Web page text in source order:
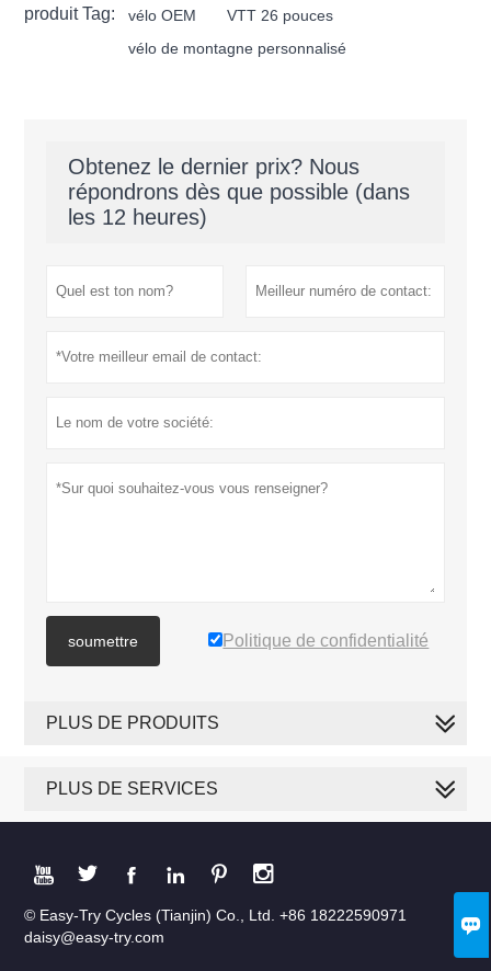

produit Tag: vélo OEM
VTT 26 pouces
vélo de montagne personnalisé
Obtenez le dernier prix? Nous
répondrons dès que possible (dans
les 12 heures)
soumettre Politique de confidentialité
PLUS DE PRODUITS
PLUS DE SERVICES
     
© Easy-Try Cycles (Tianjin) Co., Ltd. +86 18222590971
daisy@easy-try.com